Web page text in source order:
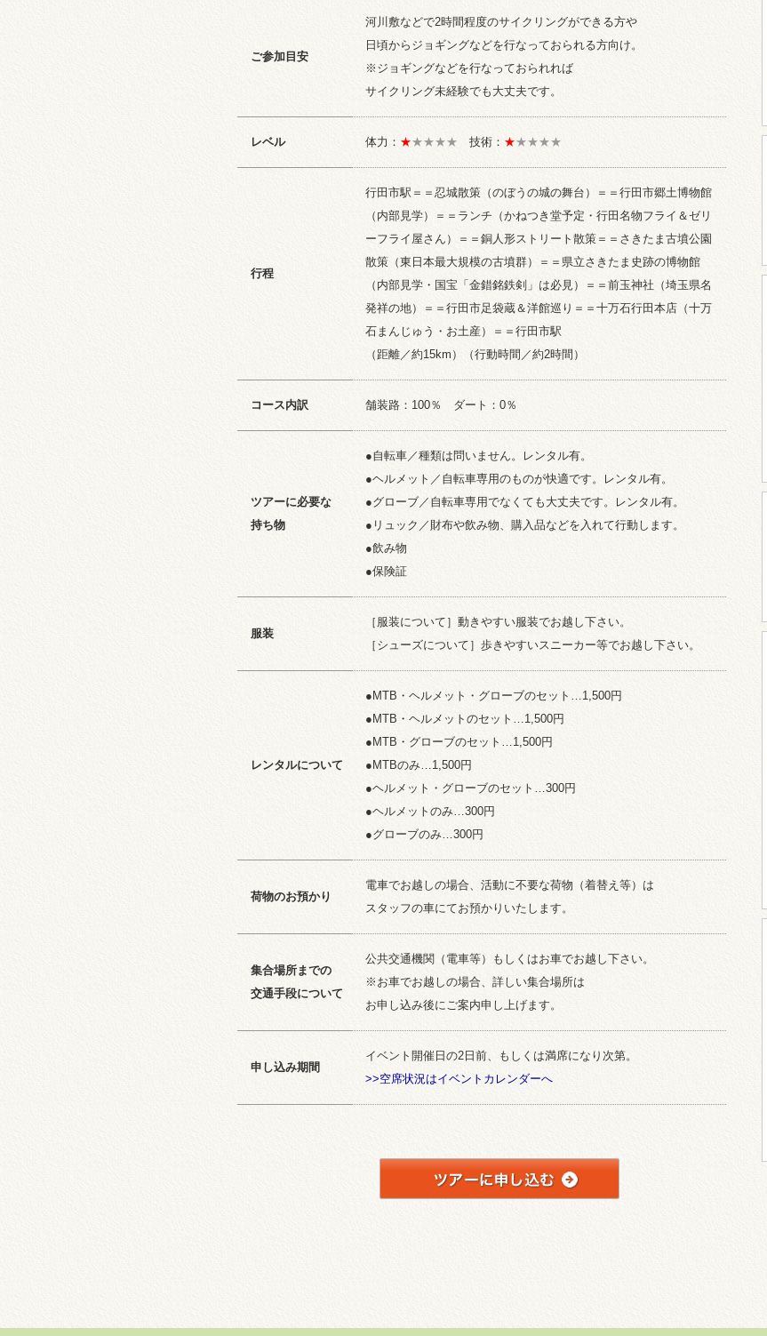
ご参加目安
河川敷などで2時間程度のサイクリングができる方や
日頃からジョギングなどを行なっておられる方向け。
※ジョギングなどを行なっておられれば
サイクリング未経験でも大丈夫です。
レベル 体力： ★★★★★ 技術： ★★★★★
行程
行田市駅＝＝忍城散策（のぼうの城の舞台）＝＝行田市郷土博物館
（内部見学）＝＝ランチ（かねつき堂予定・行田名物フライ＆ゼリ
ーフライ屋さん）＝＝銅人形ストリート散策＝＝さきたま古墳公園
散策（東日本最大規模の古墳群）＝＝県立さきたま史跡の博物館
（内部見学・国宝「金錯銘鉄剣」は必見）＝＝前玉神社（埼玉県名
発祥の地）＝＝行田市足袋蔵＆洋館巡り＝＝十万石行田本店（十万
石まんじゅう・お土産）＝＝行田市駅
（距離／約15km）（行動時間／約2時間）
コース内訳 舗装路：100％ ダート：0％
ツアーに必要な
持ち物
●自転車／種類は問いません。レンタル有。
●ヘルメット／自転車専用のものが快適です。レンタル有。
●グローブ／自転車専用でなくても大丈夫です。レンタル有。
●リュック／財布や飲み物、購入品などを入れて行動します。
●飲み物
●保険証
服装
［服装について］動きやすい服装でお越し下さい。
［シューズについて］歩きやすいスニーカー等でお越し下さい。
レンタルについて
●MTB・ヘルメット・グローブのセット…1,500円
●MTB・ヘルメットのセット…1,500円
●MTB・グローブのセット…1,500円
●MTBのみ…1,500円
●ヘルメット・グローブのセット…300円
●ヘルメットのみ…300円
●グローブのみ…300円
荷物のお預かり
電車でお越しの場合、活動に不要な荷物（着替え等）は
スタッフの車にてお預かりいたします。
集合場所までの
交通手段について
公共交通機関（電車等）もしくはお車でお越し下さい。
※お車でお越しの場合、詳しい集合場所は
お申し込み後にご案内申し上げます。
申し込み期間
イベント開催日の2日前、もしくは満席になり次第。
>>空席状況はイベントカレンダーへ